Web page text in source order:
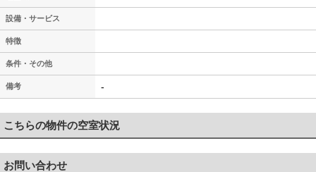
設備・サービス
特徴
条件・その他
備考 -
こちらの物件の空室状況
お問い合わせ